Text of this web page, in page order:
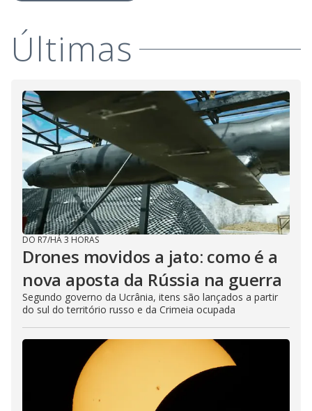
Últimas
DO R7/HÁ 3 HORAS
Drones movidos a jato: como é a
nova aposta da Rússia na guerra
Segundo governo da Ucrânia, itens são lançados a partir
do sul do território russo e da Crimeia ocupada